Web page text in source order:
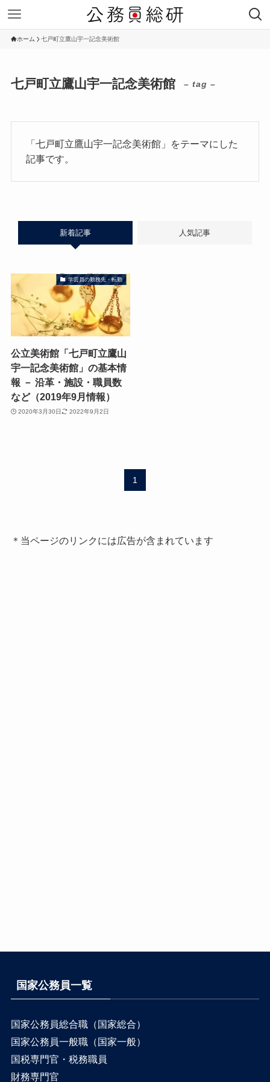
ホーム 七戸町立鷹山宇一記念美術館
七戸町立鷹山宇一記念美術館 – tag –
「七戸町立鷹山宇一記念美術館」をテーマにした
記事です。
新着記事 人気記事
学芸員の勤務先・転勤
公立美術館「七戸町立鷹山
宇一記念美術館」の基本情
報 － 沿革・施設・職員数
など（2019年9月情報）
2020年3月30日 2022年9月2日
1
＊当ページのリンクには広告が含まれています
国家公務員一覧
国家公務員総合職（国家総合）
国家公務員一般職（国家一般）
国税専門官・税務職員
財務専門官